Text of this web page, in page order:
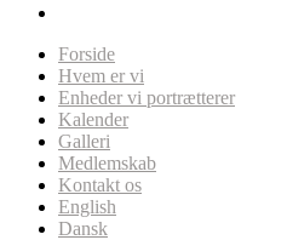
Forside
Hvem er vi
Enheder vi portrætterer
Kalender
Galleri
Medlemskab
Kontakt os
English
Dansk